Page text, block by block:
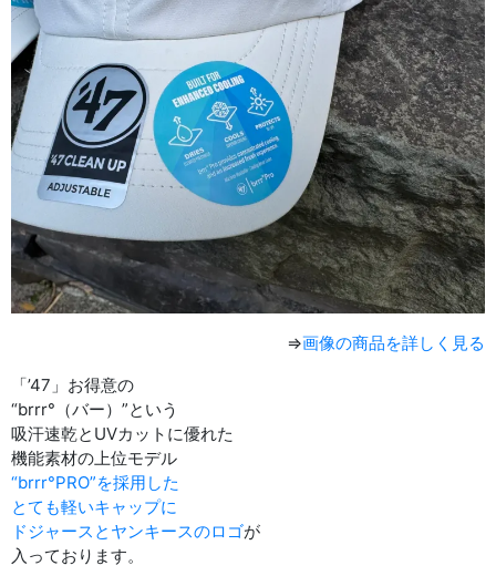
⇒画像の商品を詳しく見る
「’47」お得意の
“brrr°（バー）”という
吸汗速乾とUVカットに優れた
機能素材の上位モデル
“brrr°PRO”を採用した
とても軽いキャップに
ドジャースとヤンキースのロゴが
入っております。